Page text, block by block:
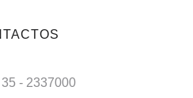
- 2337000